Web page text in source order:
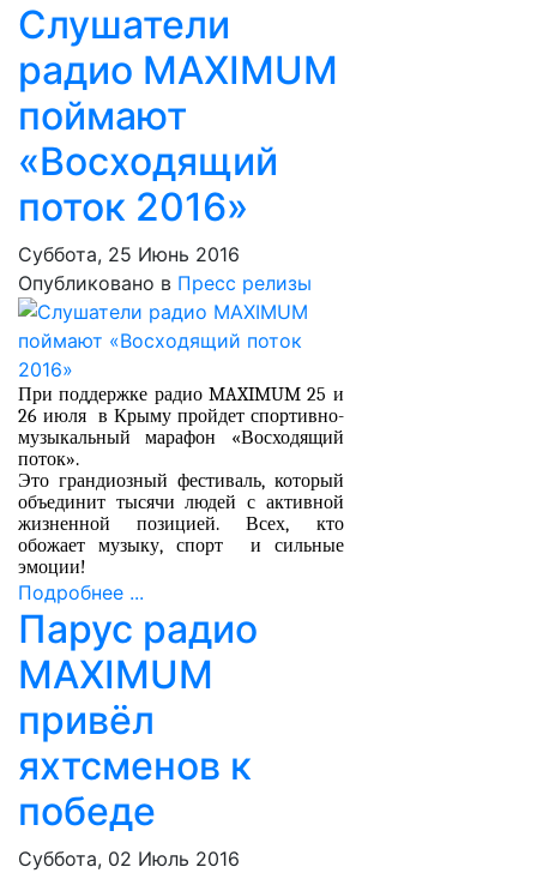
Слушатели
радио MAXIMUM
поймают
«Восходящий
поток 2016»
Суббота, 25 Июнь 2016
Опубликовано в Пресс релизы
При поддержке радиоMAXIMUM 25 и
26 июля в Крыму пройдет спортивно-
музыкальный марафон «Восходящий
поток».
Это грандиозный фестиваль, который
объединит тысячи людей с активной
жизненной позицией. Всех, кто
обожает музыку, спорт и сильные
эмоции!
Подробнее ...
Парус радио
MAXIMUM
привёл
яхтсменов к
победе
Суббота, 02 Июль 2016